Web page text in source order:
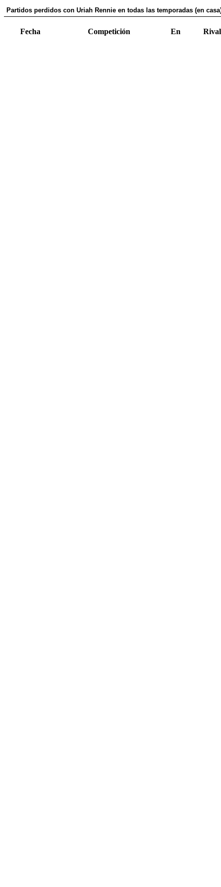
Partidos perdidos con Uriah Rennie en todas las temporadas (en
Fecha Competición En Rival